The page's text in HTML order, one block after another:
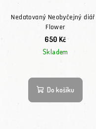
Nedatovaný Neobyčejný
Flower
650 Kč
Skladem
Do košíku